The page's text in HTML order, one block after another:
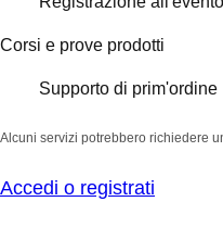
Corsi e prove prodotti
Supporto di prim'ordine
Alcuni servizi potrebbero richiedere
Accedi o registrati